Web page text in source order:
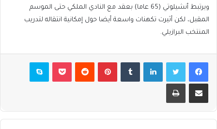
ويرتبط أنشيلوتي (65 عاما) بعقد مع النادي الملكي حتى الموسم
المقبل، لكن أثيرت تكهنات واسعة أيضا حول إمكانية انتقاله لتدريب
المنتخب البرازيلي.
فيسبوكتويتر لينكدإن بينتيريست بوكيت سكايب
مشاركة عبر البريد طباعة